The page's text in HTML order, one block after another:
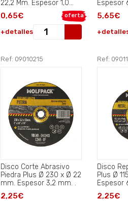
22,2 Mm. Espesor 1,0
Mm..
oferta
0,65€
+detalles
5,65€
Ref: 09010215
Disco Corte Abrasivo
Piedra Plus Ø 230 x Ø 22
mm. Espesor 3,2 mm. .
2,25€
Ref:
Disco
Plus Ø
2,25€